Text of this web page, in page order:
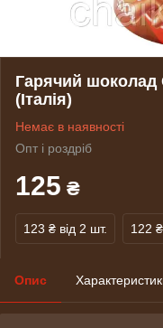
Гарячий шоколад
(Італія)
Немає в наявності
Опт і роздріб
125 ₴
123 ₴ від 2 шт. 122 ₴
Опис